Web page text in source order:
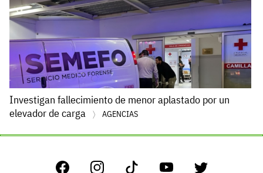
Investigan fallecimiento de menor aplastado por un
elevador de carga
AGENCIAS